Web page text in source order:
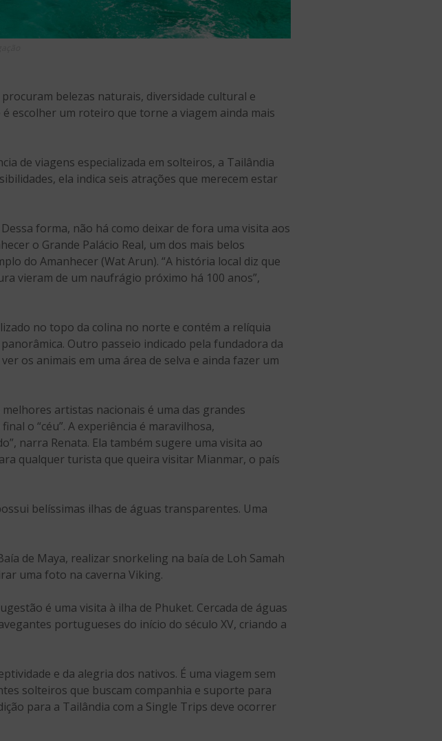
belezas naturais, diversidade cultural e
escolher um roteiro que torne a viagem ainda mais
de viagens especializada em solteiros, a Tailândia
ela indica seis atrações que merecem estar
forma, não há como deixar de fora uma visita aos
o Grande Palácio Real, um dos mais belos
do Amanhecer (Wat Arun). “A história local diz que
vieram de um naufrágio próximo há 100 anos”,
no topo da colina no norte e contém a relíquia
Outro passeio indicado pela fundadora da
os animais em uma área de selva e ainda fazer um
artistas nacionais é uma das grandes
o “céu”. A experiência é maravilhosa,
narra Renata. Ela também sugere uma visita ao
qualquer turista que queira visitar Mianmar, o país
belíssimas ilhas de águas transparentes. Uma
de Maya, realizar snorkeling na baía de Loh Samah
uma foto na caverna Viking.
é uma visita à ilha de Phuket. Cercada de águas
portugueses do início do século XV, criando a
e da alegria dos nativos. É uma viagem sem
solteiros que buscam companhia e suporte para
para a Tailândia com a Single Trips deve ocorrer